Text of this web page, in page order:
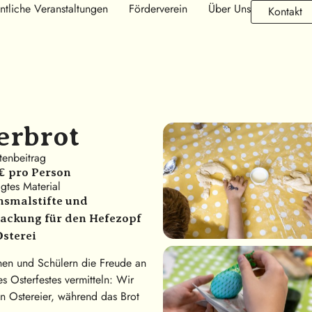
Veranstaltungen Förderverein Über Uns Kontakt
pro Person
Material
und
für den Hefezopf
und Schülern die Freude an
Osterfestes vermitteln: Wir
Ostereier, während das Brot